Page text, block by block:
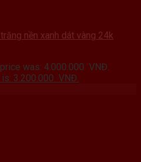
nền xanh dát vàng 24k
was: 4.000.000 VNĐ.
is: 3.200.000 VNĐ.